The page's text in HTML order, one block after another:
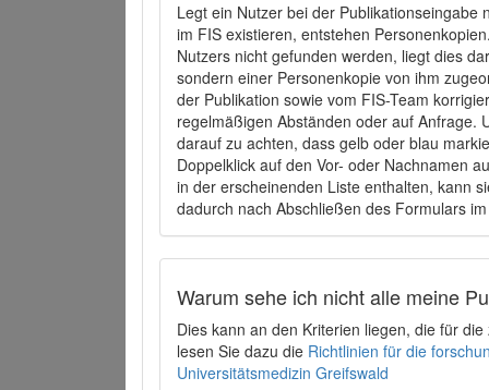
Legt ein Nutzer bei der
im FIS existieren, entstehen
Nutzers nicht gefunden werden, liegt dies
sondern einer Personenkopie von ihm
der Publikation sowie vom FIS-Team
regelmäßigen Abständen oder auf Anfrage.
darauf zu achten, dass gelb oder blau
Doppelklick auf den Vor- oder Nachnamen
in der erscheinenden Liste enthalten, kann
dadurch nach Abschließen des Formulars
Warum sehe ich nicht alle meine
Dies kann an den Kriterien liegen, die für
lesen Sie dazu die Richtlinien für die
Universitätsmedizin Greifswald